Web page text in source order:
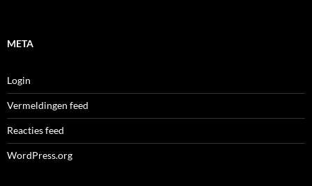
META
Login
Vermeldingen feed
Reacties feed
WordPress.org